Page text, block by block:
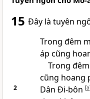
15 Đây là tuyên
Trong đêm
áp cũng
Trong
cũng hoang
2 Dân Đi-bôn [a